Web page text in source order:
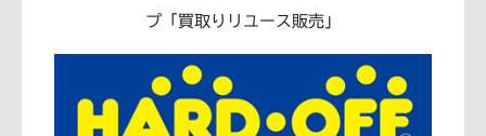
プ「買取りリユース販売」